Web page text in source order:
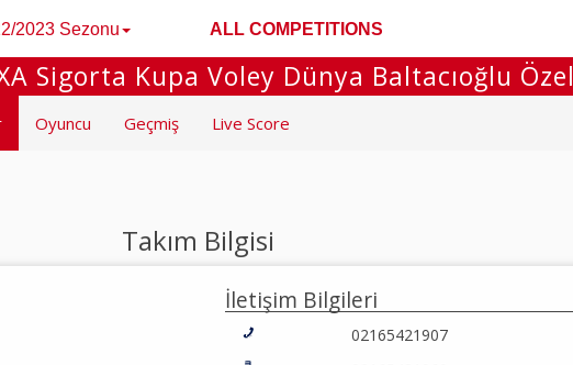
2023 Sezonu ALL COMPETITIONS
Sigorta Kupa Voley Dünya Baltacıoğlu
Oyuncu Geçmiş Live Score
Takım Bilgisi
İletişim Bilgileri
02165421907